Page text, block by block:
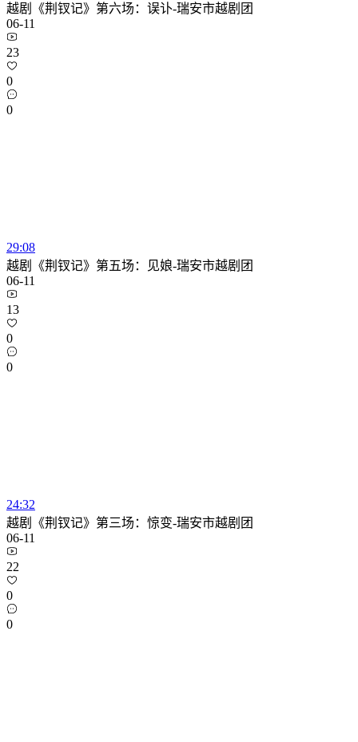
越剧《荆钗记》第六场：误讣-瑞安市越剧团
06-11
23
0
0
29:08
越剧《荆钗记》第五场：见娘-瑞安市越剧团
06-11
13
0
0
24:32
越剧《荆钗记》第三场：惊变-瑞安市越剧团
06-11
22
0
0